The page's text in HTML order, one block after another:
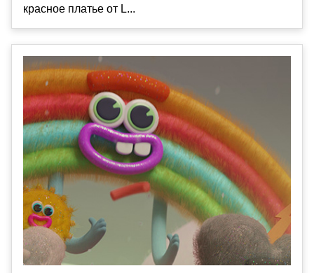
красное платье от L...